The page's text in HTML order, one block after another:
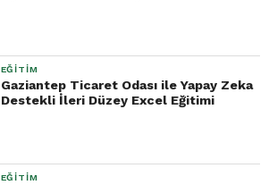
EĞITIM
Gaziantep Ticaret Odası ile Yapay Zeka
Destekli İleri Düzey Excel Eğitimi
EĞITIM